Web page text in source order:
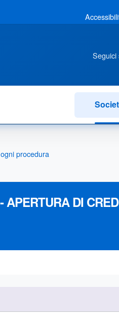
Seguici
procedura
APERTURA DI